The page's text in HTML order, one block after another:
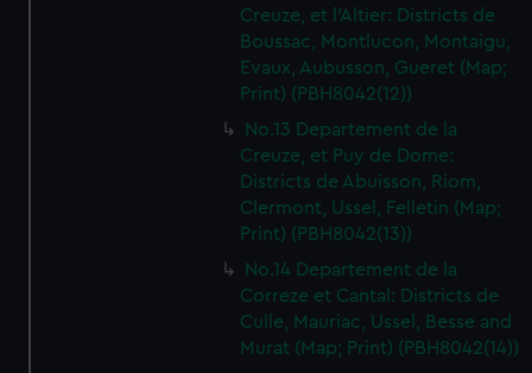
Creuze, et l'Altier: Districts de
Boussac, Montlucon, Montaigu,
Evaux, Aubusson, Gueret (Map;
Print) (PBH8042(12))
No.13 Departement de la
Creuze, et Puy de Dome:
Districts de Abuisson, Riom,
Clermont, Ussel, Felletin (Map;
Print) (PBH8042(13))
No.14 Departement de la
Correze et Cantal: Districts de
Culle, Mauriac, Ussel, Besse and
Murat (Map; Print) (PBH8042(14))